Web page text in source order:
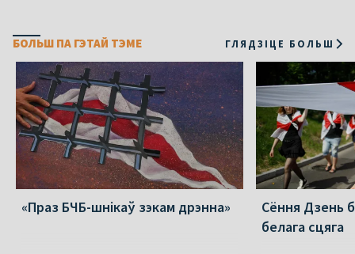
БОЛЬШ ПА ГЭТАЙ ТЭМЕ ГЛЯДЗІЦЕ БОЛЬШ
«Праз БЧБ-шнікаў зэкам дрэнна»
Сёння Дзень
белага сцяга